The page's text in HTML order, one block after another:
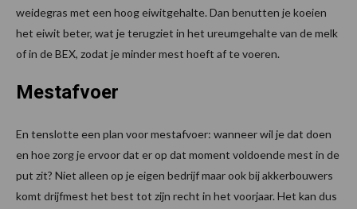
weidegras met een hoog eiwitgehalte. Dan benutten je koeien
het eiwit beter, wat je terugziet in het ureumgehalte van de melk
of in de BEX, zodat je minder mest hoeft af te voeren.
Mestafvoer
En tenslotte een plan voor mestafvoer: wanneer wil je dat doen
en hoe zorg je ervoor dat er op dat moment voldoende mest in de
put zit? Niet alleen op je eigen bedrijf maar ook bij akkerbouwers
komt drijfmest het best tot zijn recht in het voorjaar. Het kan dus